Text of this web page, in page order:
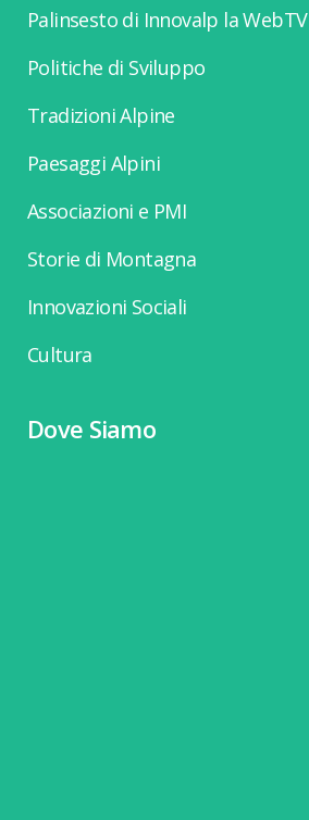
Palinsesto di Innovalp la WebTV
Politiche di Sviluppo
Tradizioni Alpine
Paesaggi Alpini
Associazioni e PMI
Storie di Montagna
Innovazioni Sociali
Cultura
Dove Siamo